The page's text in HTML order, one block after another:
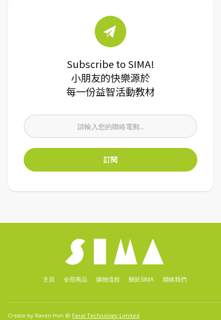
Subscribe to SIMA!
小朋友的快樂源於
每一份益智活動教材
主頁 全部商品 購物流程 關於SIMA 聯絡我們
Create by Raven Hon @ Feral Technology Limited